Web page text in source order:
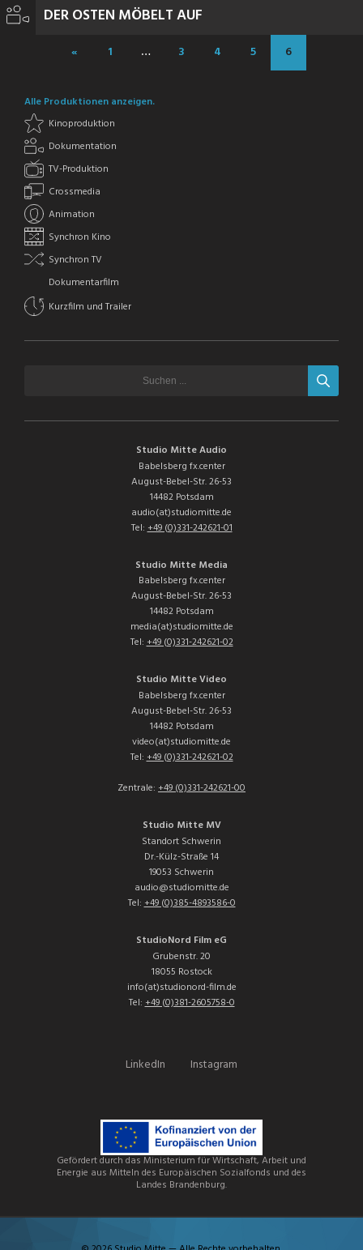
DER OSTEN MÖBELT AUF
« 1 … 3 4 5 6
Alle Produktionen anzeigen.
Kinoproduktion
Dokumentation
TV-Produktion
Crossmedia
Animation
Synchron Kino
Synchron TV
Dokumentarfilm
Kurzfilm und Trailer
Studio Mitte Audio
Babelsberg fx.center
August-Bebel-Str. 26-53
14482 Potsdam
audio(at)studiomitte.de
Tel:+49 (0)331-242621-01
Studio Mitte Media
Babelsberg fx.center
August-Bebel-Str. 26-53
14482 Potsdam
media(at)studiomitte.de
Tel:+49 (0)331-242621-02
Studio Mitte Video
Babelsberg fx.center
August-Bebel-Str. 26-53
14482 Potsdam
video(at)studiomitte.de
Tel:+49 (0)331-242621-02
Zentrale: +49 (0)331-242621-00
Studio Mitte MV
Standort Schwerin
Dr.-Külz-Straße 14
19053 Schwerin
audio@studiomitte.de
Tel:+49 (0)385-4893586-0
StudioNord Film eG
Grubenstr. 20
18055 Rostock
info(at)studionord-film.de
Tel:+49 (0)381-2605758-0
LinkedIn Instagram
Gefördert durch das Ministerium für Wirtschaft, Arbeit und
Energie aus Mitteln des Europäischen Sozialfonds und des
Landes Brandenburg.